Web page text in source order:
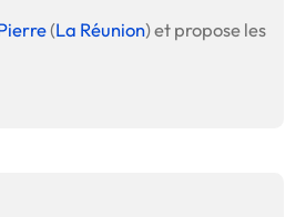
(La Réunion) et propose les